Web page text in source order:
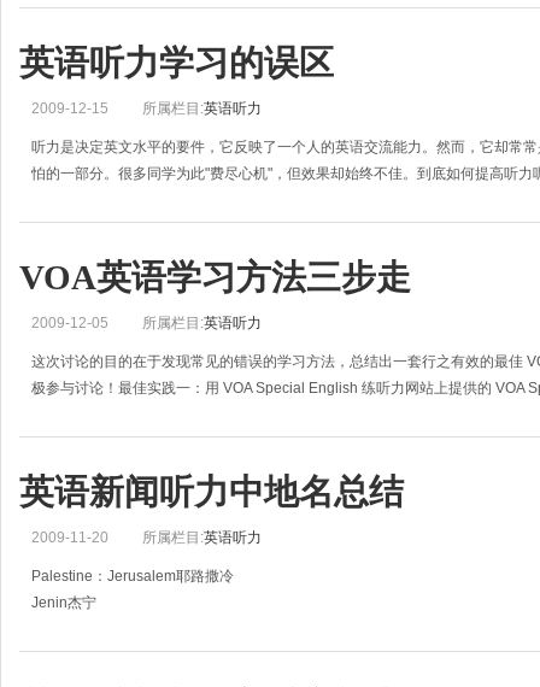
英语听力学习的误区
2009-12-15 所属栏目:英语听力
听力是决定英文水平的要件，它反映了一个人的英语交流能力。然而，它却常
怕的一部分。很多同学为此"费尽心机"，但效果却始终不佳。到底如何提高听力
VOA英语学习方法三步走
2009-12-05 所属栏目:英语听力
这次讨论的目的在于发现常见的错误的学习方法，总结出一套行之有效的最佳
极参与讨论！最佳实践一：用 VOA Special English 练听力网站上提供的 VOA
英语新闻听力中地名总结
2009-11-20 所属栏目:英语听力
Palestine：Jerusalem耶路撒冷
Jenin杰宁
Nablus纳布卢斯